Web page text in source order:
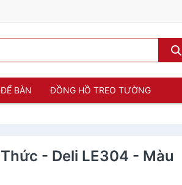
BÀN ĐỒNG HỒ TREO TƯỜNG
- Deli LE304 - Màu